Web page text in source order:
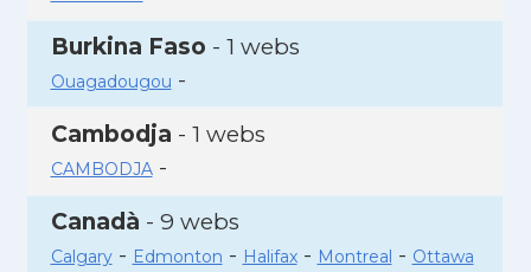
Burkina Faso - 1 webs
Ouagadougou -
Cambodja - 1 webs
CAMBODJA-
Canadà - 9 webs
Calgary- Edmonton - Halifax- Montreal - Ottawa